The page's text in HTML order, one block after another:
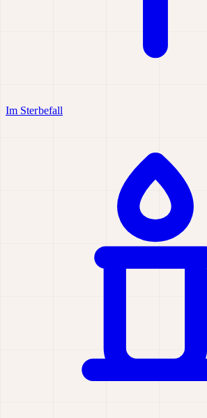
Im Sterbefall